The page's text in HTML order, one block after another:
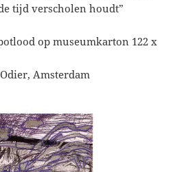
tijd verscholen houdt”
op museumkarton 122 x
Amsterdam